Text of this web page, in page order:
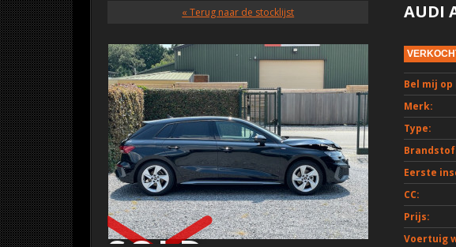
AUDI
Bel mij
Merk:
Type:
Eerste
CC:
Prijs:
Voertuig
« Terug naar de stocklijst